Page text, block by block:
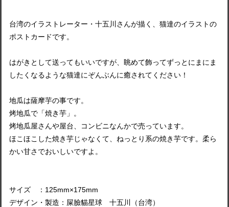
台湾のイラストレーター・十五川さんが描く、猫達のイラストの
ポストカードです。
はがきとして送ってもいいですが、眺めて飾ってずっとにまにま
したくなるような猫達にぞんぶんに癒されてください！
地瓜は薩摩芋の事です。
烤地瓜で「焼き芋」。
烤地瓜屋さんや屋台、コンビニなんかで売っています。
ほこほこした焼き芋じゃなくて、ねっとり系の焼き芋です。柔ら
かい甘さでおいしいですよ。
サイズ ：125mm×175mm
デザイン・製造：屎臉貓星球 十五川（台湾）